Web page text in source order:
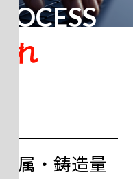
れ
属・鋳造量